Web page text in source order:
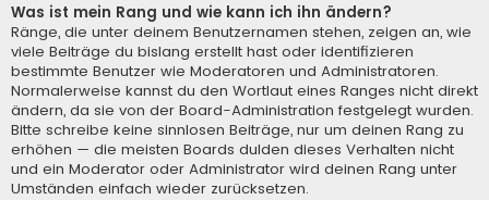
Was ist mein Rang und wie kann ich ihn ändern?
Ränge, die unter deinem Benutzernamen stehen, zeigen an, wie
viele Beiträge du bislang erstellt hast oder identifizieren
bestimmte Benutzer wie Moderatoren und Administratoren.
Normalerweise kannst du den Wortlaut eines Ranges nicht direkt
ändern, da sie von der Board-Administration festgelegt wurden.
Bitte schreibe keine sinnlosen Beiträge, nur um deinen Rang zu
erhöhen — die meisten Boards dulden dieses Verhalten nicht
und ein Moderator oder Administrator wird deinen Rang unter
Umständen einfach wieder zurücksetzen.